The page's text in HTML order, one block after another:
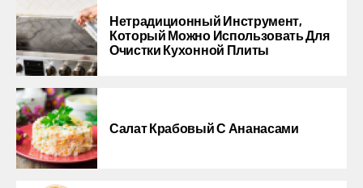
Нетрадиционный Инструмент,
Который Можно Использовать Для
Очистки Кухонной Плиты
Салат Крабовый С Ананасами